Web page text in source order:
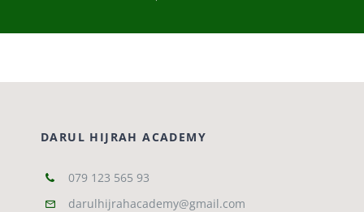
DARUL HIJRAH ACADEMY
079 123 565 93
darulhijrahacademy@gmail.com